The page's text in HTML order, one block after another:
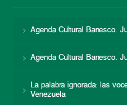
Agenda Cultural Banesco.
Agenda Cultural Banesco.
La palabra ignorada: las
Venezuela